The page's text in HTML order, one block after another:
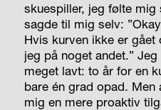
skuespiller, jeg følte mig
sagde til mig selv:
Hvis kurven ikke er
jeg på noget andet.”
meget lavt: to år for en
bare én grad opad. Men
mig en mere proaktiv